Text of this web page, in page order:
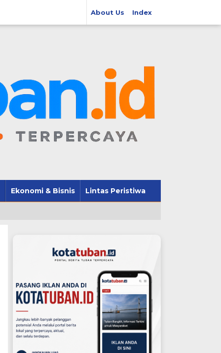
About Us Index
Ekonomi & Bisnis Lintas Peristiwa